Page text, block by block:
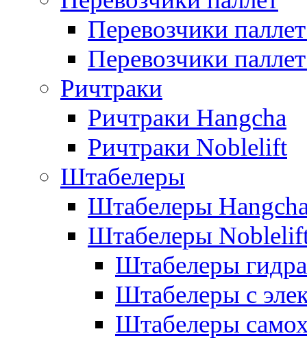
Перевозчики
Перевозчики
Ричтраки
Ричтраки Hangcha
Ричтраки Noblelift
Штабелеры
Штабелеры
Штабелеры
Штабелеры
Штабелеры с
Штабелеры